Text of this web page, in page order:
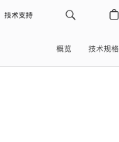
技术支持
概览 技术规格